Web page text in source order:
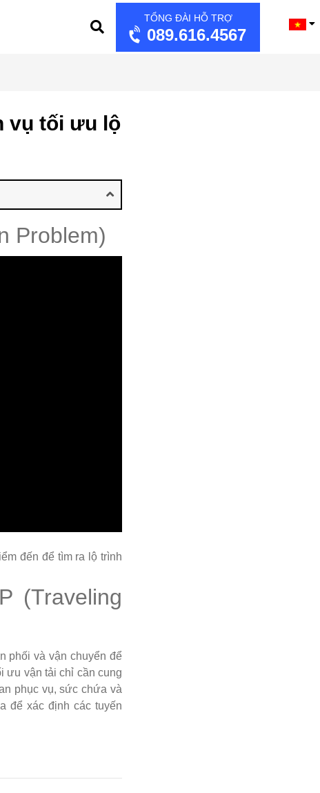
TỔNG ĐÀI HỖ TRỢ
089.616.4567
vụ tối ưu lộ
Problem)
đến để tìm ra lộ trình
(Traveling
phối và vận chuyển để
ưu vận tải chỉ cần cung
phục vụ, sức chứa và
để xác định các tuyến